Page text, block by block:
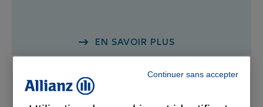
EN SAVOIR PLUS
Opération Restos du Cœur 2025
Continuer sans accepter